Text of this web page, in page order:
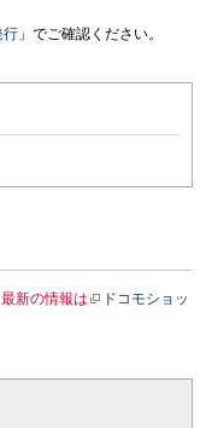
行 」でご確認ください。
新の情報は
ドコモショッ